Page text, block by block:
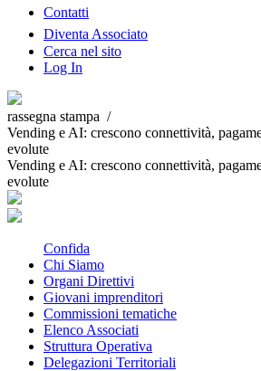
Contatti
Diventa Associato
Cerca nel sito
Log In
rassegna stampa /
Vending e AI: crescono connettività,
evolute
Vending e AI: crescono connettività,
evolute
Confida
Chi Siamo
Organi Direttivi
Giovani imprenditori
Commissioni tematiche
Elenco Associati
Struttura Operativa
Delegazioni Territoriali